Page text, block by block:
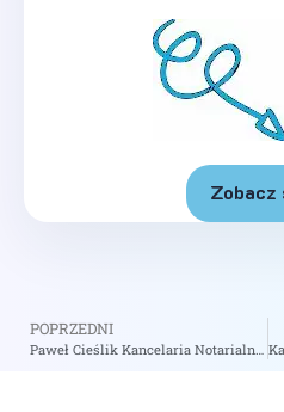
Zobacz
POPRZEDNI